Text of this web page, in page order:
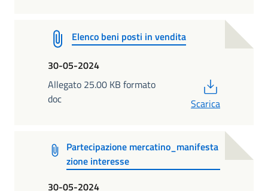
Elenco beni posti in vendita
30-05-2024
Allegato 25.00 KB formato
doc
Scarica
Partecipazione mercatino_manifesta
zione interesse
30-05-2024